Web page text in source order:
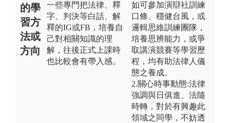
的學
習方
法或
方向
一些專門把法律、釋
字、判決等白話、解
釋的IG或FB，培養自
己對相關知識的理
解，往後正式上課時
也比較會有帶入感。
如可參加演辯社訓練
口條、穩健台風，或
邏輯思維訓練團隊，
培養思辨能力，或爭
取講演競賽等學習歷
程，均有助法律人儀
態之養成。
2.關心時事動態:法律
強調與日俱進、法隨
時轉，對於有興趣此
領域之同學，不妨透